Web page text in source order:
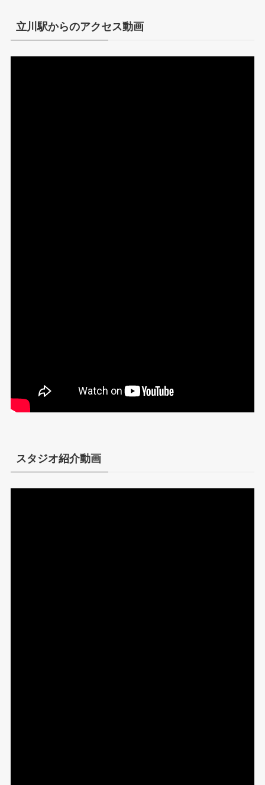
立川駅からのアクセス動画
スタジオ紹介動画